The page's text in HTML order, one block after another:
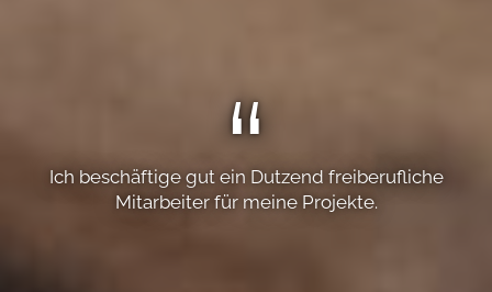
Ich beschäftige gut ein Dutzend freiberufliche
Mitarbeiter für meine Projekte.